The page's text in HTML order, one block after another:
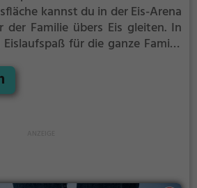
kannst du in der Eis-Arena
der Familie übers Eis gleiten. In
für die ganze Familie
wagen.